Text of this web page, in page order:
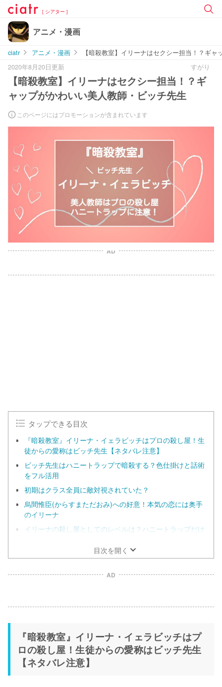
[ シアター ]
アニメ・漫画
ciatr アニメ・漫画
【暗殺教室】イリーナはセクシー担当！？ギ
2020年8月20日更新
すがり
【暗殺教室】イリーナはセクシー担当！？ギ
ャップがかわいい美人教師・ビッチ先生
このページにはプロモーションが含まれています
AD
タップできる目次
『暗殺教室』イリーナ・イェラビッチはプロの殺し屋！生
徒からの愛称はビッチ先生【ネタバレ注意】
ビッチ先生はハニートラップで暗殺する？色仕掛けと話術
をフル活用
初期はクラス全員に敵対視されていた？
烏間惟臣(からすまただおみ)への好意！本気の恋には奥手
のイリーナ
イリーナの殺し屋としてのレベルは？ハニートラップだけ
目次を開く
AD
『暗殺教室』イリーナ・イェラビッチはプ
ロの殺し屋！生徒からの愛称はビッチ先生
【ネタバレ注意】